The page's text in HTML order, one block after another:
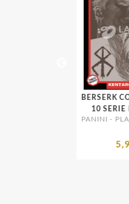
BERSERK
10 SERIE
PANINI -